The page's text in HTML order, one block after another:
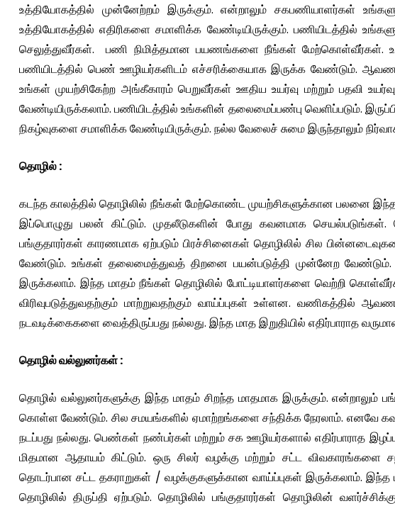
உத்தியோகத்தில் முன்னேற்றம் இருக்கும். என்றாலும் சகபணியாளர்கள்
உத்தியோகத்தில் எதிரிகளை சமாளிக்க வேண்டியிருக்கும். பணியிடத்தில்
செலுத்துவீர்கள். பணி நிமித்தமான பயணங்களை நீங்கள் மேற்கொள்வீர்கள்.
பணியிடத்தில் பெண் ஊழியர்களிடம் எச்சரிக்கையாக இருக்க வேண்டும்.
உங்கள் முயற்சிகேற்ற அங்கீகாரம் பெறுவீர்கள் ஊதிய உயர்வு மற்றும் பதவி
வேண்டியிருக்கலாம். பணியிடத்தில் உங்களின் தலைமைப்பண்பு வெளிப்படும்.
நிகழ்வுகளை சமாளிக்க வேண்டியிருக்கும். நல்ல வேலைச் சுமை இருந்தாலும்
தொழில்:
கடந்த காலத்தில் தொழிலில் நீங்கள் மேற்கொண்ட முயற்சிகளுக்கான பலனை
இப்பொழுது பலன் கிட்டும். முதலீடுகளின் போது கவனமாக
பங்குதாரர்கள் காரணமாக ஏற்படும் பிரச்சினைகள் தொழிலில் சில
வேண்டும். உங்கள் தலைமைத்துவத் திறனை பயன்படுத்தி முன்னேற
இருக்கலாம். இந்த மாதம் நீங்கள் தொழிலில் போட்டியாளர்களை வெற்றி
விரிவுபடுத்துவதற்கும் மாற்றுவதற்கும் வாய்ப்புகள் உள்ளன. வணிகத்தில்
நடவடிக்கைகளை வைத்திருப்பது நல்லது. இந்த மாத இறுதியில் எதிர்பாராத
தொழில் வல்லுனர்கள்:
தொழில் வல்லுனர்களுக்கு இந்த மாதம் சிறந்த மாதமாக இருக்கும். என்றாலும்
கொள்ள வேண்டும். சில சமயங்களில் ஏமாற்றங்களை சந்திக்க நேரலாம். எனவே
நடப்பது நல்லது. பெண்கள் நண்பர்கள் மற்றும் சக ஊழியர்களால் எதிர்பாராத
மிதமான ஆதாயம் கிட்டும். ஒரு சிலர் வழக்கு மற்றும் சட்ட
தொடர்பான சட்ட தகராறுகள் / வழக்குகளுக்கான வாய்ப்புகள் இருக்கலாம். இந்த
தொழிலில் திருப்தி ஏற்படும். தொழிலில் பங்குதாரர்கள் தொழிலின்